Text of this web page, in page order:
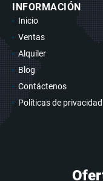
INFORMACIÓN
Inicio
Ventas
Alquiler
Blog
Contáctenos
Políticas de privacidad